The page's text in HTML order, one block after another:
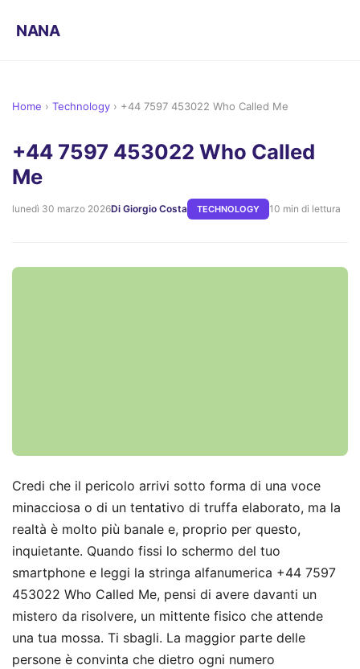
NANA
Home › Technology › +44 7597 453022 Who Called Me
+44 7597 453022 Who Called
Me
lunedì 30 marzo 2026Di Giorgio Costa TECHNOLOGY 10 min di lettura
Credi che il pericolo arrivi sotto forma di una voce
minacciosa o di un tentativo di truffa elaborato, ma la
realtà è molto più banale e, proprio per questo,
inquietante. Quando fissi lo schermo del tuo
smartphone e leggi la stringa alfanumerica +44 7597
453022 Who Called Me, pensi di avere davanti un
mistero da risolvere, un mittente fisico che attende
una tua mossa. Ti sbagli. La maggior parte delle
persone è convinta che dietro ogni numero